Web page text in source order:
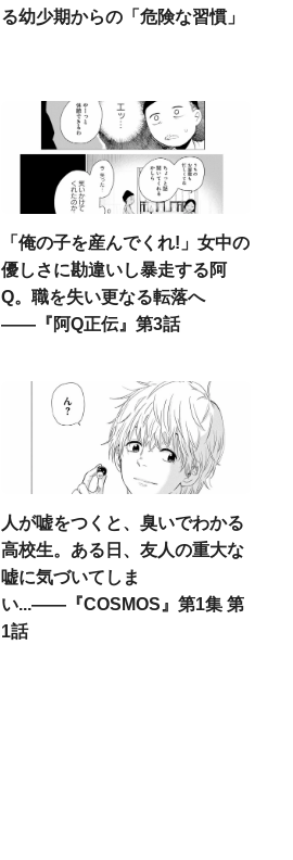
る幼少期からの「危険な習慣」
「俺の子を産んでくれ!」女中の
優しさに勘違いし暴走する阿
Q。職を失い更なる転落へ
――『阿Q正伝』第3話
人が嘘をつくと、臭いでわかる
高校生。ある日、友人の重大な
嘘に気づいてしま
い...――『COSMOS』第1集 第
1話